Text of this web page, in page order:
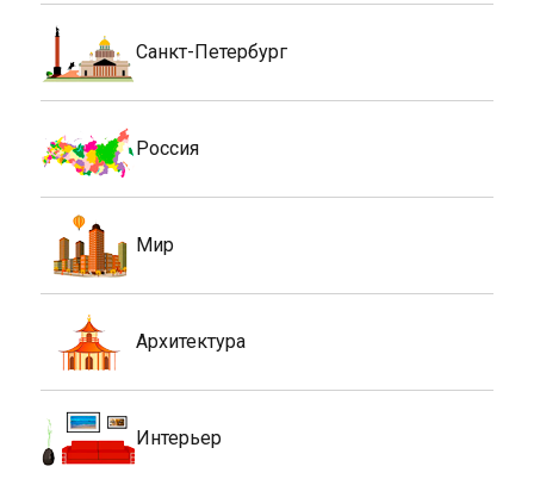
Санкт-Петербург
Россия
Мир
Архитектура
Интерьер